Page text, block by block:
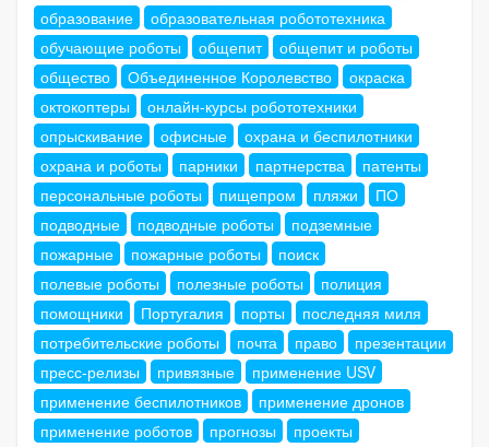
образование
образовательная робототехника
обучающие роботы
общепит
общепит и роботы
общество
Объединенное Королевство
окраска
октокоптеры
онлайн-курсы робототехники
опрыскивание
офисные
охрана и беспилотники
охрана и роботы
парники партнерства
патенты
персональные роботы
пищепром пляжи
ПО
подводные
подводные роботы
подземные
пожарные
пожарные роботы
поиск
полевые роботы
полезные роботы
полиция
помощники
Португалия порты
последняя миля
потребительские роботы
почта право
презентации
пресс-релизы
привязные
применение USV
применение беспилотников
применение дронов
применение роботов
прогнозы
проекты